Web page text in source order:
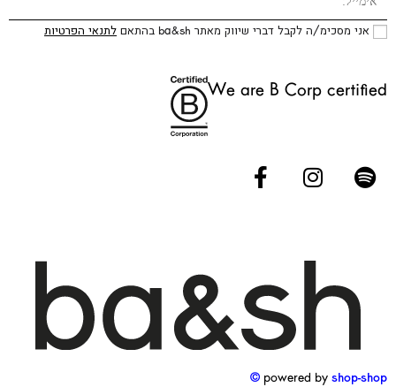
אני מסכימ/ה לקבל דברי שיווק מאתר ba&sh בהתאם לתנאי הפרטיות
We are B Corp certified
powered by shop-shop ©️